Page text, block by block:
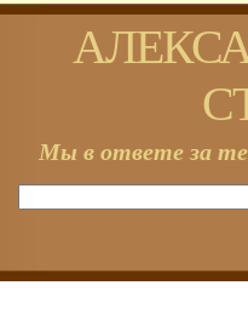
Мы в ответе за